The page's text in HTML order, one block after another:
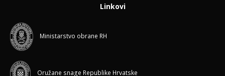
Linkovi
Ministarstvo obrane RH
Oružane snage Republike Hrvatske